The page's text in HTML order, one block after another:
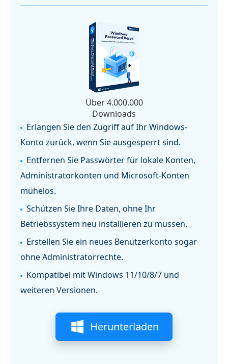
Über 4.000.000
Downloads
Erlangen Sie den Zugriff auf Ihr Windows-
Konto zurück, wenn Sie ausgesperrt sind.
Entfernen Sie Passwörter für lokale Konten,
Administratorkonten und Microsoft-Konten
mühelos.
Schützen Sie Ihre Daten, ohne Ihr
Betriebssystem neu installieren zu müssen.
Erstellen Sie ein neues Benutzerkonto sogar
ohne Administratorrechte.
Kompatibel mit Windows 11/10/8/7 und
weiteren Versionen.
Herunterladen